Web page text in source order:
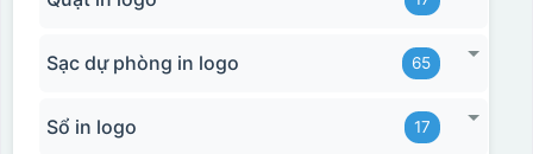
Sạc dự phòng in logo 65
Sổ in logo 17